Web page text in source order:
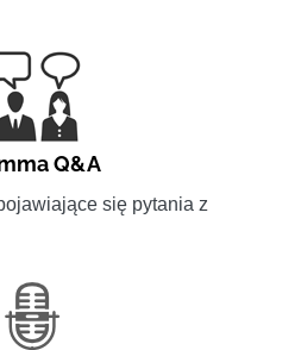
Q&A
się pytania z